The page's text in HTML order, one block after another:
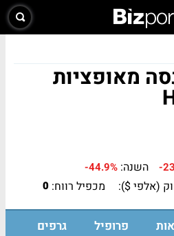
מאופציות
- השנה: -44.9%
(אלפי $): מכפיל רווח: 0
פרופיל גרפים